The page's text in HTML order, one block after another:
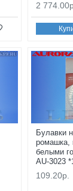
2
Булавки
ромашка,
белыми
AU-3023
109.20р.